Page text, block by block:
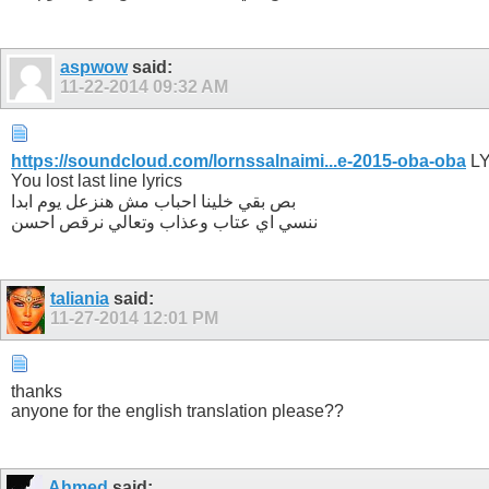
aspwowsaid:
11-22-2014 09:32 AM
https://soundcloud.com/lornssalnaimi...e-2015-oba-oba
You lost last line lyrics
بص بقي خلينا احباب مش هنزعل يوم ابدا
ننسي اي عتاب وعذاب وتعالي نرقص احسن
talianiasaid:
11-27-2014 12:01 PM
thanks
anyone for the english translation please??